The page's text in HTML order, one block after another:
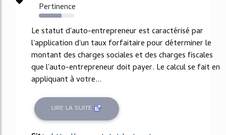
Pertinence
64%
Le statut d'auto-entrepreneur est caractérisé par
l'application d'un taux forfaitaire pour déterminer le
montant des charges sociales et des charges fiscales
que l'auto-entrepreneur doit payer. Le calcul se fait en
appliquant à votre...
LIRE LA SUITE